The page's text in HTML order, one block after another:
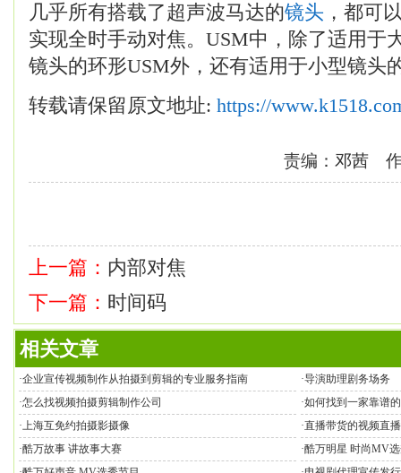
几乎所有搭载了超声波马达的镜头 ，都可
实现全时手动对焦。USM中，除了适用于
镜头的环形USM外，还有适用于小型镜头
转载请保留原文地址: https://
责编：邓茜
上一篇： 内部对焦
下一篇： 时间码
相关文章
·企业宣传视频制作从拍摄到剪辑的专业服务指南 ·导演助理剧务场务
·怎么找视频拍摄剪辑制作公司 ·如何找到一家靠谱
·上海互免约拍摄影摄像 ·直播带货的视频直
·酷万故事 讲故事大赛 ·酷万明星 时尚MV